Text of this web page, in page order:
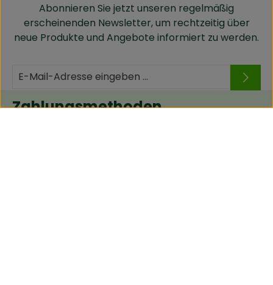
Abonnieren Sie jetzt unseren regelmäßig
erscheinenden Newsletter, um rechtzeitig über
neue Produkte und Angebote informiert zu werden.
Zahlungsmethoden